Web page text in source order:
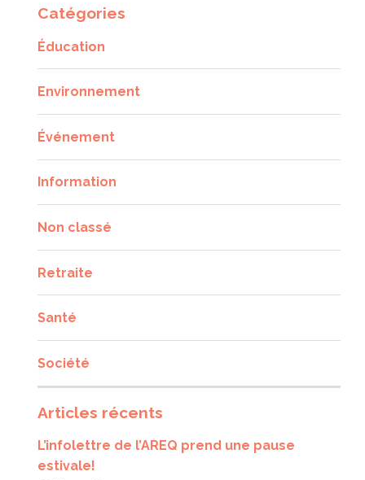
Catégories
Éducation
Environnement
Événement
Information
Non classé
Retraite
Santé
Société
Articles récents
L’infolettre de l’AREQ prend une pause
estivale!